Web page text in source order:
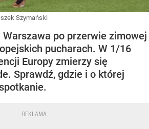
Szymański
po przerwie zimowej
pucharach. W 1/16
Europy zmierzy się
Sprawdź, gdzie i o której